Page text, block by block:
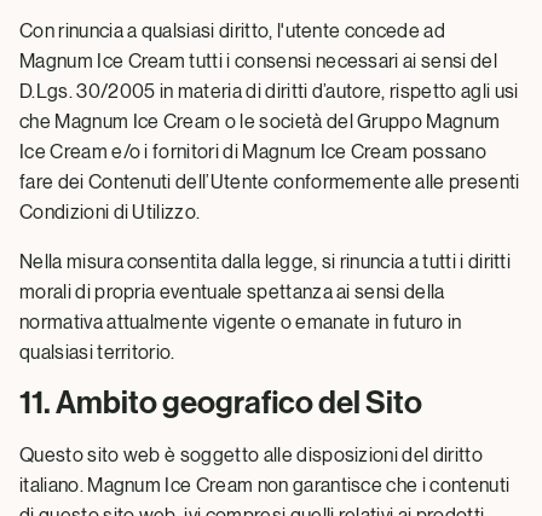
Con rinuncia a qualsiasi diritto, l'utente concede ad
Magnum Ice Cream tutti i consensi necessari ai sensi del
D.Lgs. 30/2005 in materia di diritti d’autore, rispetto agli usi
che Magnum Ice Cream o le società del Gruppo Magnum
Ice Cream e/o i fornitori di Magnum Ice Cream possano
fare dei Contenuti dell’Utente conformemente alle presenti
Condizioni di Utilizzo.
Nella misura consentita dalla legge, si rinuncia a tutti i diritti
morali di propria eventuale spettanza ai sensi della
normativa attualmente vigente o emanate in futuro in
qualsiasi territorio.
11. Ambito geografico del Sito
Questo sito web è soggetto alle disposizioni del diritto
italiano. Magnum Ice Cream non garantisce che i contenuti